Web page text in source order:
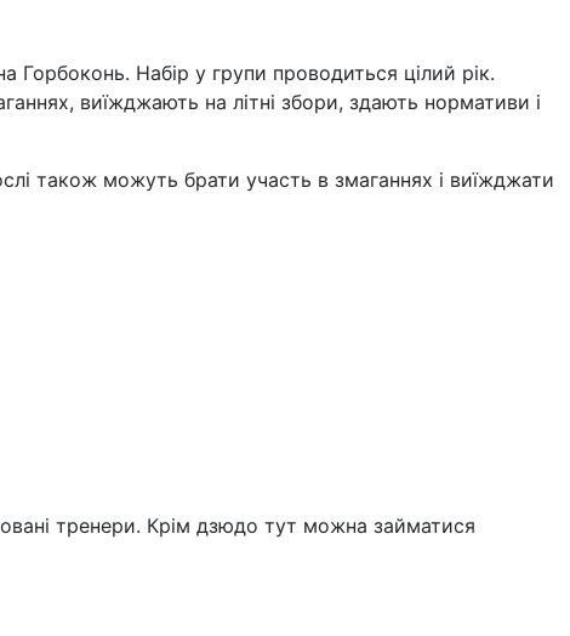
Горбоконь. Набір у групи проводиться цілий рік.
виїжджають на літні збори, здають нормативи і
також можуть брати участь в змаганнях і виїжджати
тренери. Крім дзюдо тут можна займатися